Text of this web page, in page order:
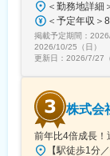
変更の範囲
掲載予定期間：
2026/10/25（日）
更新日： 2026/7/27（
株式会
前年比4倍成長